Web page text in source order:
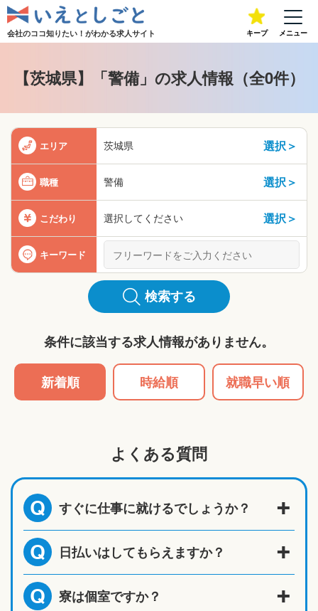
会社のココ知りたい！がわかる求人サイト キープ メニュー
【茨城県】「警備」の求人情報（全0件）
エリア 茨城県 選択＞
職種 警備 選択＞
こだわり 選択してください 選択＞
キーワード
検索する
条件に該当する求人情報がありません。
新着順 時給順 就職早い順
よくある質問
Q すぐに仕事に就けるでしょうか？
Q 日払いはしてもらえますか？
Q 寮は個室ですか？